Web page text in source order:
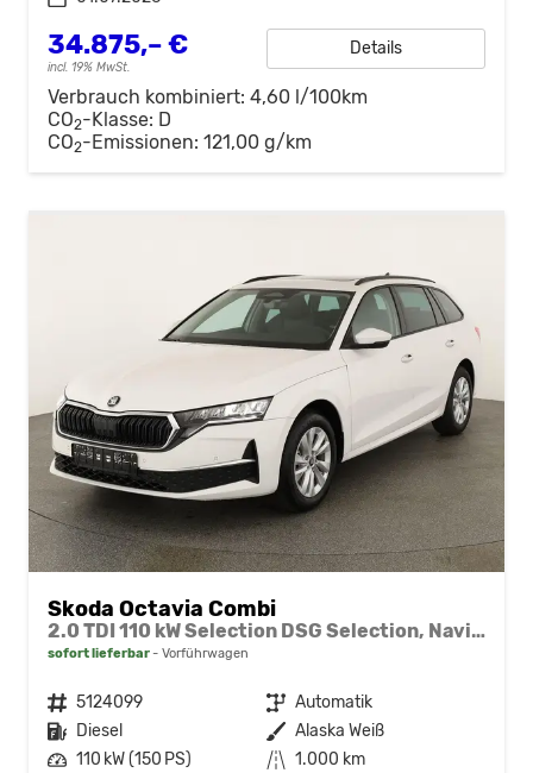
34.875,– €
incl. 19% MwSt.
Details
Verbrauch kombiniert: 4,60 l/100km
CO2-Klasse: D
CO2-Emissionen: 121,00 g/km
Skoda Octavia Combi
2.0 TDI 110 kW Selection DSG Selection, Navi, Pano, AHK, Teilleder, 5-J Garantie
sofort lieferbar Vorführwagen
Fahrzeugnr. 5124099 Getriebe Automatik
Kraftstoff Diesel Außenfarbe Alaska Weiß
Leistung 110 kW (150 PS) Kilometerstand 1.000 km